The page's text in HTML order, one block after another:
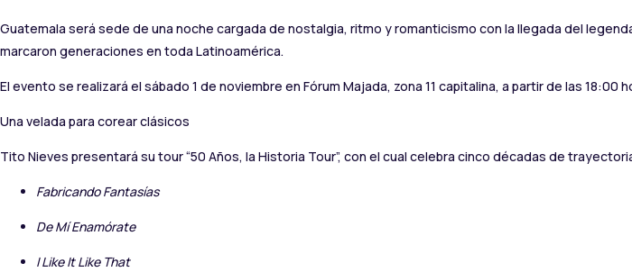
Guatemala será sede de una noche cargada de nostalgia, ritmo y romanticismo con la llegada del
marcaron generaciones en toda Latinoamérica.
El evento se realizará el sábado 1 de noviembre en Fórum Majada, zona 11 capitalina, a partir de las
Una velada para corear clásicos
Tito Nieves presentará su tour “50 Años, la Historia Tour”, con el cual celebra cinco décadas de
Fabricando Fantasías
De Mí Enamórate
I Like It Like That